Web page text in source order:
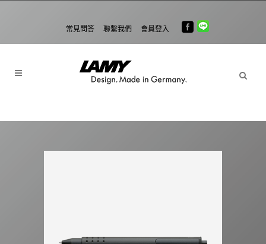
常見問答 聯繫我們 會員登入